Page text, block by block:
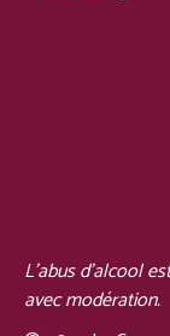
L'abus d'alcool
avec modération.